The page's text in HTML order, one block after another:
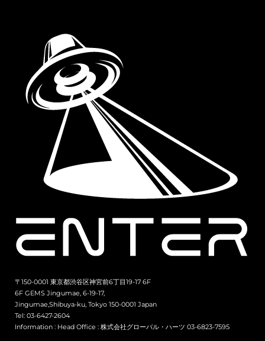
〒150-0001 東京都渋谷区神宮前6丁目19-17 6F
6F GEMS Jingumae, 6-19-17,
Jingumae,Shibuya-ku, Tokyo 150-0001 Japan
Tel: 03-6427-2604
Information : Head Office : 株式会社グローバル・ハーツ 03-6823-7595